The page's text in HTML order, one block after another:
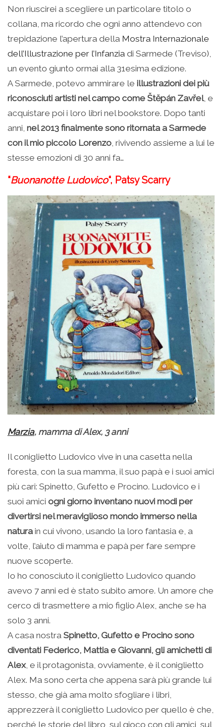
Non riuscirei a scegliere un particolare titolo o
collana, ma ricordo che ogni anno attendevo con
trepidazione l’apertura della Mostra Internazionale
dell’Illustrazione per l’Infanzia di Sarmede (Treviso),
un evento giunto ormai alla 31esima edizione.
A Sarmede, potevo ammirare le illustrazioni dei più
riconosciuti artisti nel campo come Štěpán Zavřel, e
acquistare poi i loro libri nel bookstore. Dopo tanti
anni, nel 2013 finalmente sono ritornata a Sarmede
con il mio piccolo Lorenzo, rivivendo assieme a lui le
stesse emozioni di 30 anni fa…
“Buonanotte Ludovico“, Patsy Scarry
Marzia, mamma di Alex, 3 anni
Il coniglietto Ludovico vive in una casetta nella
foresta, con la sua mamma, il suo papà e i suoi amici
più cari: Spinetto, Gufetto e Procino. Ludovico e i
suoi amici ogni giorno inventano nuovi modi per
divertirsi nel meraviglioso mondo immerso nella
naturain cui vivono, usando la loro fantasia e, a
volte, l’aiuto di mamma e papà per fare sempre
nuove scoperte.
Io ho conosciuto il coniglietto Ludovico quando
avevo 7 anni ed è stato subito amore. Un amore che
cerco di trasmettere a mio figlio Alex, anche se ha
solo 3 anni.
A casa nostra Spinetto, Gufetto e Procino sono
diventati Federico, Mattia e Giovanni, gli amichetti di
Alex, e il protagonista, ovviamente, è il coniglietto
Alex. Ma sono certa che appena sarà più grande lui
stesso, che già ama molto sfogliare i libri,
apprezzerà il coniglietto Ludovico per quello è che,
perché le storie del libro, sul gioco con gli amici, sul